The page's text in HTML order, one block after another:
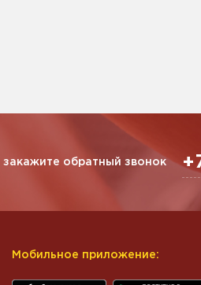
обратный звонок
Мобильное приложение: